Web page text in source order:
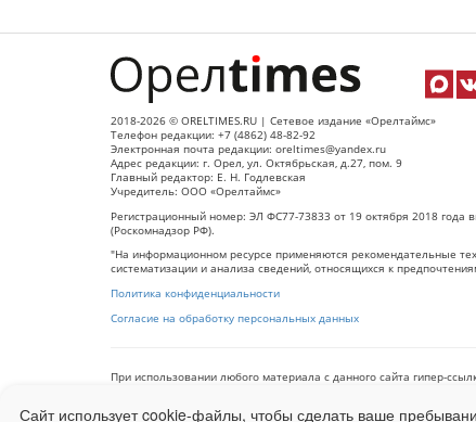
2018-2026 © ORELTIMES.RU | Сетевое издание «Орелтаймс»
Телефон редакции: +7 (4862) 48-82-92
Электронная почта редакции: oreltimes@yandex.ru
Адрес редакции: г. Орел, ул. Октябрьская, д.27, пом. 9
Главный редактор: Е. Н. Годлевская
Учредитель: ООО «Орелтаймс»
Регистрационный номер: ЭЛ ФС77-73833 от 19 октября 2018 года
(Роскомнадзор РФ).
"На информационном ресурсе применяются рекомендательные
систематизации и анализа сведений, относящихся к
Политика конфиденциальности
Согласие на обработку персональных данных
При использовании любого материала с данного сайта гипер-
Ограниченная статистика посещаемости доступна на сайте
Сайт использует cookie-файлы, чтобы сделать ваше